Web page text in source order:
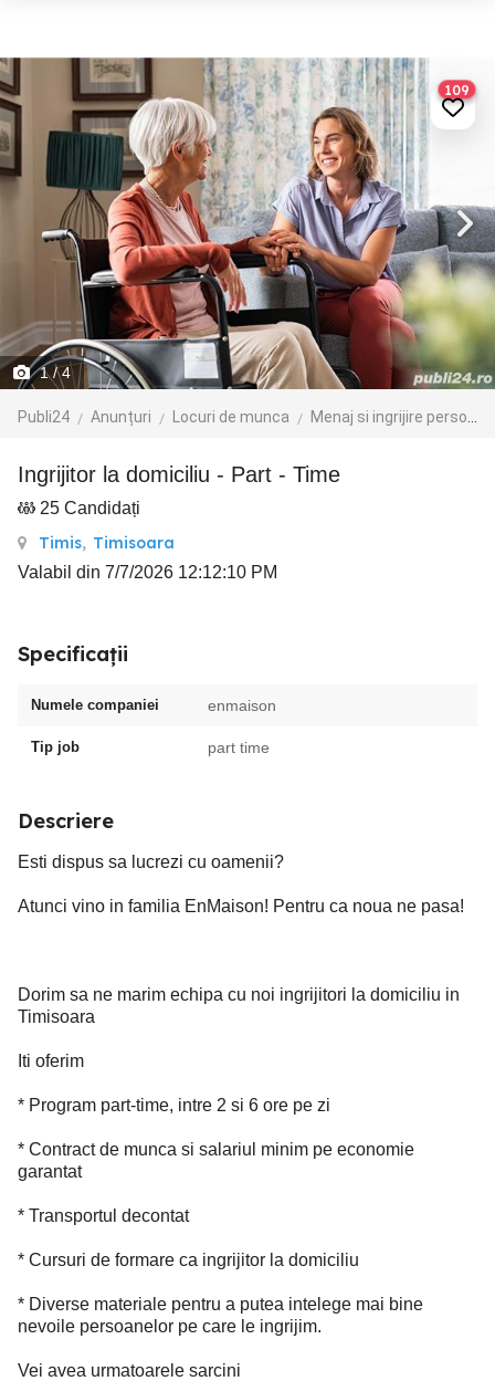
1/ 4
Publi24 Anunțuri Locuri de munca Menaj si ingrijire persoane
109
Ingrijitor la domiciliu - Part - Time
25 Candidați
Timis, Timisoara
Valabil din 7/7/2026 12:12:10 PM
Specificații
Numele companiei enmaison
Tip job part time
Descriere
Esti dispus sa lucrezi cu oamenii?
Atunci vino in familia EnMaison! Pentru ca noua ne pasa!
Dorim sa ne marim echipa cu noi ingrijitori la domiciliu in
Timisoara
Iti oferim
* Program part-time, intre 2 si 6 ore pe zi
* Contract de munca si salariul minim pe economie
garantat
* Transportul decontat
* Cursuri de formare ca ingrijitor la domiciliu
* Diverse materiale pentru a putea intelege mai bine
nevoile persoanelor pe care le ingrijim.
Vei avea urmatoarele sarcini